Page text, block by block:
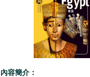
內容簡介：